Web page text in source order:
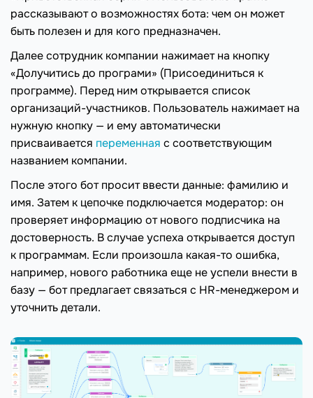
рассказывают о возможностях бота: чем он может
быть полезен и для кого предназначен.
Далее сотрудник компании нажимает на кнопку
«Долучитись до програми» (Присоединиться к
программе). Перед ним открывается список
организаций-участников. Пользователь нажимает на
нужную кнопку — и ему автоматически
присваивается переменная с соответствующим
названием компании.
После этого бот просит ввести данные: фамилию и
имя. Затем к цепочке подключается модератор: он
проверяет информацию от нового подписчика на
достоверность. В случае успеха открывается доступ
к программам. Если произошла какая-то ошибка,
например, нового работника еще не успели внести в
базу — бот предлагает связаться с HR-менеджером и
уточнить детали.